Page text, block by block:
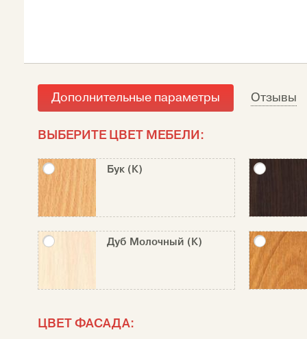
Дополнительные параметры Отзывы
ВЫБЕРИТЕ ЦВЕТ МЕБЕЛИ:
Бук (К)
Дуб Молочный (К)
ЦВЕТ ФАСАДА: